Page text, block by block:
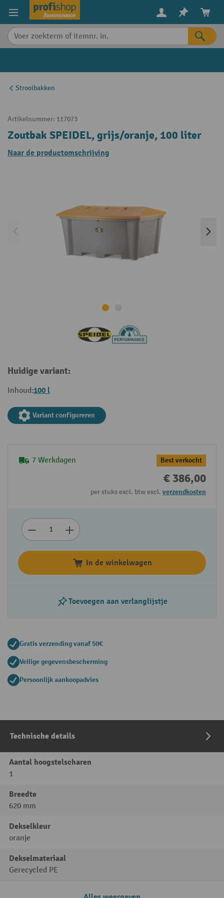
content
Strooibakken
Artikelnummer: 117073
Zoutbak SPEIDEL, grijs/oranje, 100 liter
Naar de productomschrijving
Huidige variant:
Inhoud:100 l
Variant configureren
7 Werkdagen Best verkocht
€ 386,00
per stuks excl. btw excl. verzendkosten
In de winkelwagen
Toevoegen aan verlanglijstje
Gratis verzending vanaf 50€
Veilige gegevensbescherming
Persoonlijk aankoopadvies
Technische details
Aantal hoogstelscharen
1
Breedte
620 mm
Dekselkleur
oranje
Dekselmateriaal
Gerecycled PE